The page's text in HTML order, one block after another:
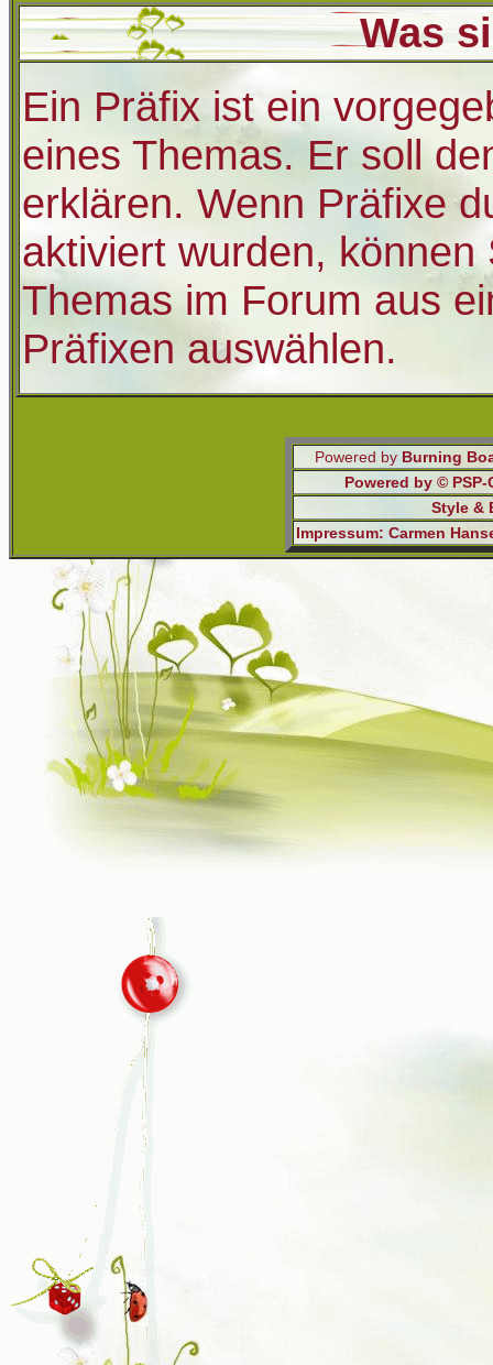
Was
Ein Präfix ist ein
eines Themas. Er soll
erklären. Wenn Präfixe
aktiviert wurden,
Themas im Forum aus
Präfixen auswählen.
Powered by Burning
Powered by ©
Style &
Impressum: Carmen